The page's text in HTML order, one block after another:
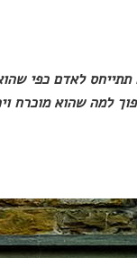
לאדם כפי
למה שהוא מוכרח